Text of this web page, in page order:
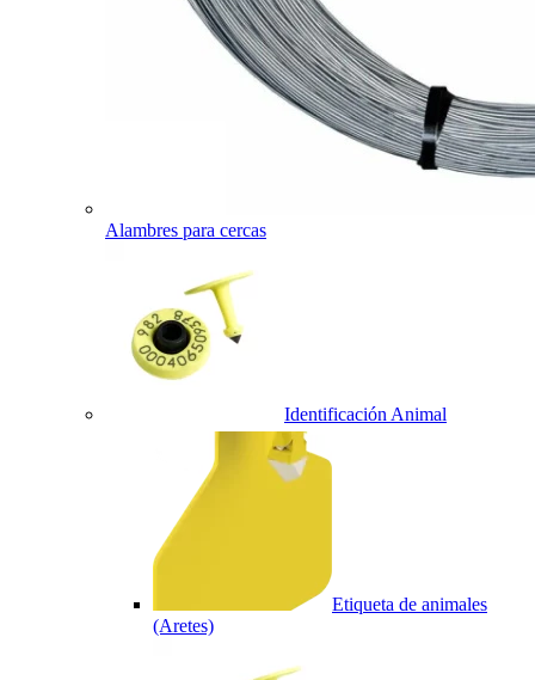
Alambres para cercas
Identificación Animal
Etiqueta de animales
(Aretes)